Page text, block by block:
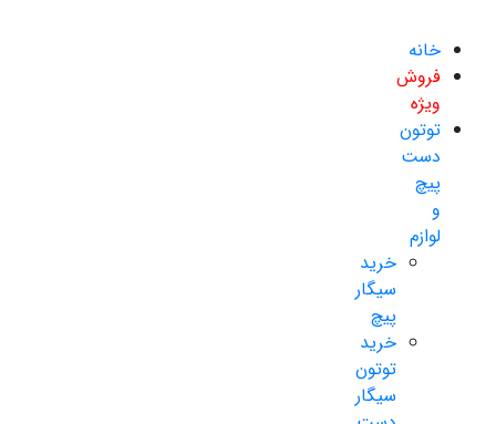
خانه
فروش
ویژه
توتون
دست
پیچ
و
لوازم
خرید
سیگار
پیچ
خرید
توتون
سیگار